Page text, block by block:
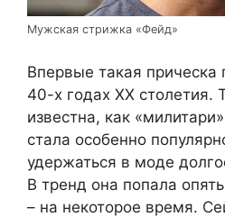
Мужская стрижка «Фейд»
Впервые такая прическа
40-х годах XX столетия.
известна, как
стала особенно
удержаться в моде
В тренд она попала
– на некоторое время.